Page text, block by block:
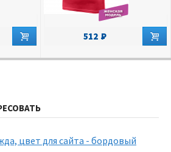
512
цвет для сайта - бордовый